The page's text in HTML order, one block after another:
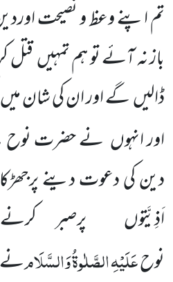
تم اپنے وعظ و نصیحت
باز نہ آئے تو ہم تمہیں
ڈالیں گے اور ان کی شان
اور انہوں نے حضرت نوح
دین کی دعوت دینے پرجھڑکا
اَذِیَّتوں پرصبر
نوحعَلَیْہِالصَّلٰوۃُوَالسَّلَام